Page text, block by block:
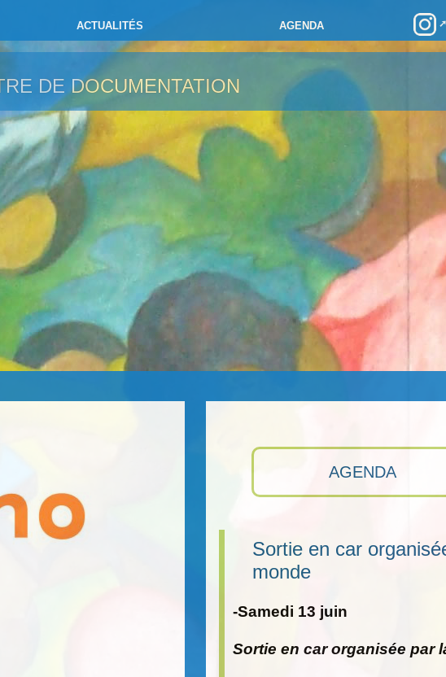
ACTUALITÉS AGENDA
DE DOCUMENTATION
AGENDA
Sortie en car
monde
-Samedi 13 juin
Sortie en car organisée par